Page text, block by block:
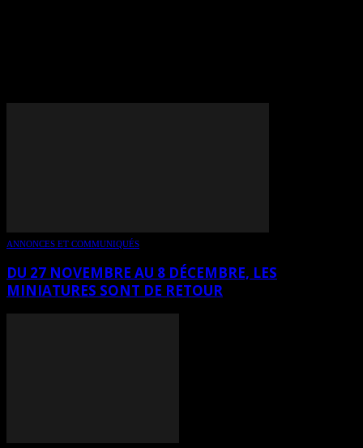
ANNONCES ET COMMUNIQUÉS
DU 27 NOVEMBRE AU 8 DÉCEMBRE, LES
MINIATURES SONT DE RETOUR